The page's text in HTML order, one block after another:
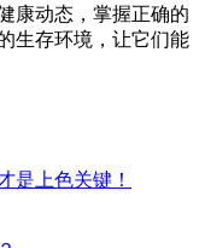
康动态，掌握正确的
生存环境，让它们能
是上色关键！